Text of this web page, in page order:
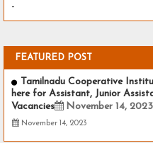
-
FEATURED POST
Tamilnadu Cooperative
here for Assistant, Junior
Vacancies
November 14, 2023
November 14, 2023